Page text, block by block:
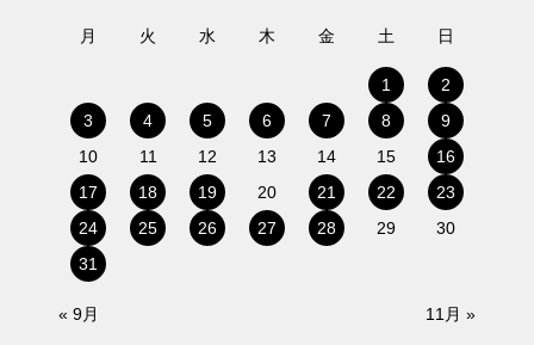
月 火 水 木 金 土 日
1
2
3
4 5 6 7 8
9
10
11 12 13 14 15
16
17
18 19 20 21 22
23
24
25 26 27 28 29
30
31
« 9月 11月 »